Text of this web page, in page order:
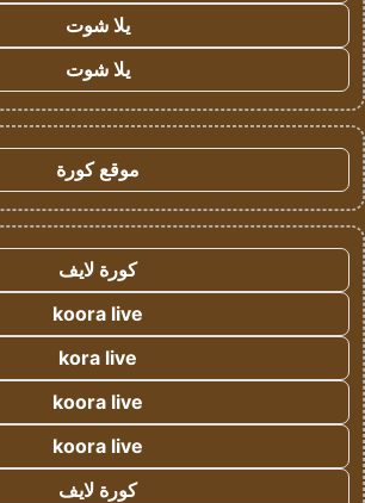
يلا شوت
يلا شوت
موقع كورة
كورة لايف
koora live
kora live
koora live
koora live
كورة لايف